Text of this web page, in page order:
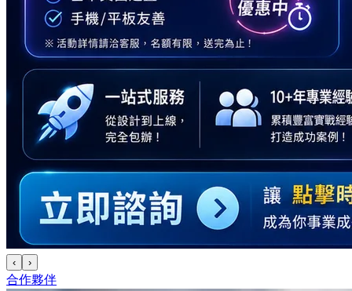
‹ ›
合作夥伴